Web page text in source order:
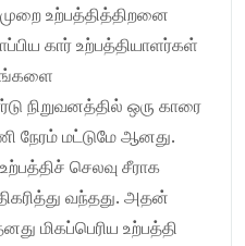
உற்பத்தித்திறனை
கார் உற்பத்தியாளர்கள்
நிறுவனத்தில் ஒரு காரை
மட்டுமே ஆனது.
செலவு சீராக
வந்தது. அதன்
மிகப்பெரிய உற்பத்தி